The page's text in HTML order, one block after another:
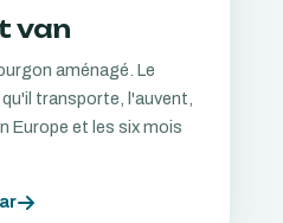
van
aménagé. Le
transporte, l'auvent,
Europe et les six mois